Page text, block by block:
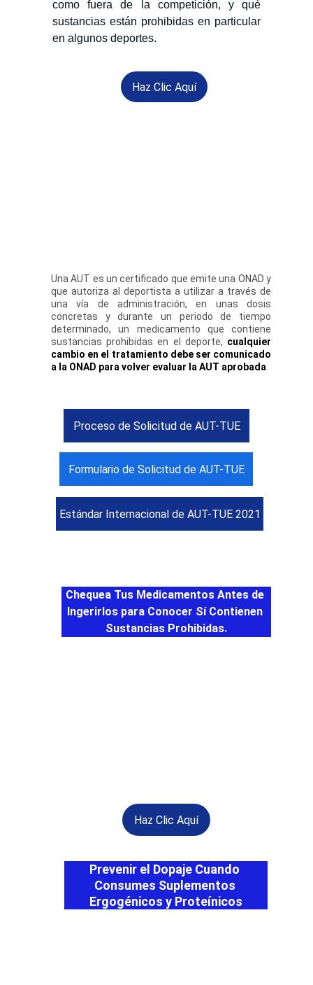
como fuera de la competición, y qué
sustancias están prohibidas en particular
en algunos deportes.
Una AUT es un certificado que emite una ONAD y
que autoriza al deportista a utilizar a través de
una vía de administración, en unas dosis
concretas y durante un periodo de tiempo
determinado, un medicamento que contiene
sustancias prohibidas en el deporte, cualquier
cambio en el tratamiento debe ser comunicado
a la ONAD para volver evaluar la AUT aprobada
Haz Clic Aquí
Proceso de Solicitud de AUT-TUE
Formulario de Solicitud de AUT-TUE
Estándar Internacional de AUT-TUE 2021
Haz Clic Aquí
Chequea Tus Medicamentos Antes de
Ingerirlos para Conocer Sí Contienen
Sustancias Prohibidas.
Prevenir el Dopaje Cuando
Consumes Suplementos
Ergogénicos y Proteínicos